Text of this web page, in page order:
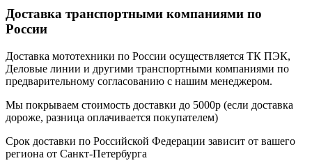
Доставка транспортными компаниями по
России
Доставка мототехники по России осуществляется ТК ПЭК,
Деловые линии и другими транспортными компаниями по
предварительному согласованию с нашим менеджером.
Мы покрываем стоимость доставки до 5000р (если доставка
дороже, разница оплачивается покупателем)
Срок доставки по Российской Федерации зависит от вашего
региона от Санкт-Петербурга